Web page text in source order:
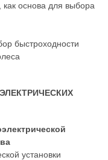
, как основа для выбора
быстроходности
установки